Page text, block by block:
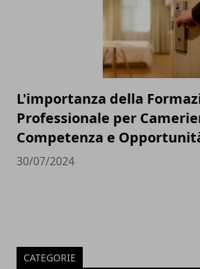
L'importanza della
Professionale per
Competenza e
30/07/2024
CATEGORIE